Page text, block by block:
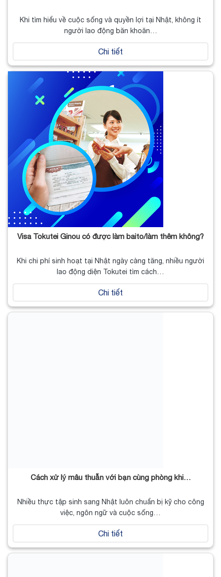
Khi tìm hiểu về cuộc sống và quyền lợi tại Nhật, không ít
người lao động băn khoăn…
Chi tiết
Visa Tokutei Ginou có được làm baito/làm thêm không?
Khi chi phí sinh hoạt tại Nhật ngày càng tăng, nhiều người
lao động diện Tokutei tìm cách…
Chi tiết
Cách xử lý mâu thuẫn với bạn cùng phòng khi…
Nhiều thực tập sinh sang Nhật luôn chuẩn bị kỹ cho công
việc, ngôn ngữ và cuộc sống…
Chi tiết